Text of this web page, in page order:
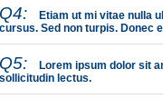
Etiam ut mi vitae nulla
Sed non turpis. Donec
Lorem ipsum dolor sit
lectus.